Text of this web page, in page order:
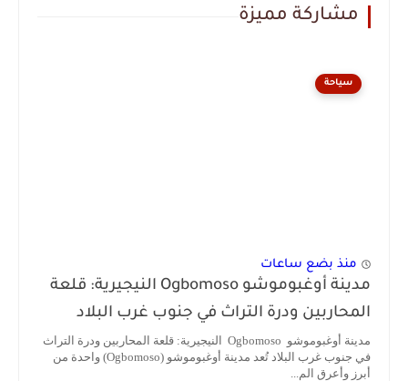
مشاركة مميزة
سياحة
منذ بضع ساعات
مدينة أوغبوموشو Ogbomoso النيجيرية: قلعة
المحاربين ودرة التراث في جنوب غرب البلاد
مدينة أوغبوموشو Ogbomoso النيجيرية: قلعة المحاربين ودرة التراث
في جنوب غرب البلاد تُعد مدينة أوغبوموشو (Ogbomoso) واحدة من
أبرز وأعرق الم...